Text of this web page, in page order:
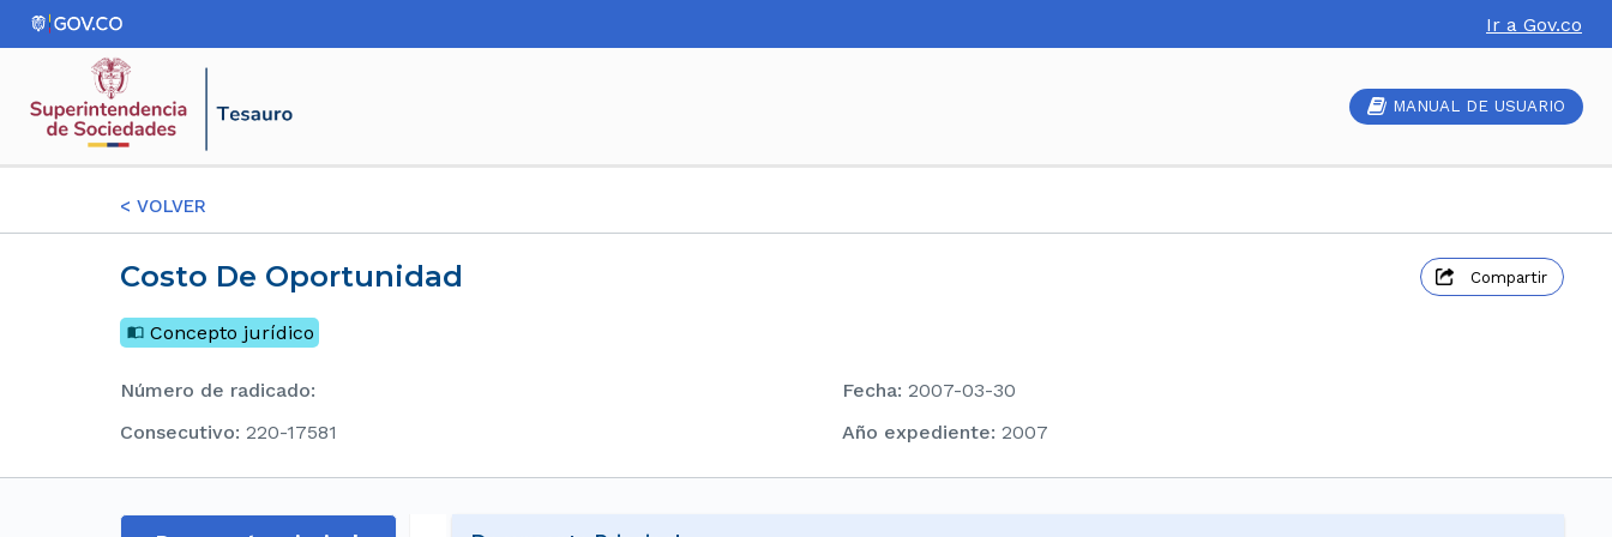
Ir a Gov.co
MANUAL DE USUARIO
< VOLVER
Costo De Oportunidad Compartir
Concepto jurídico
Número de radicado: Fecha: 2007-03-30
consecutivo: 220-17581 Año expediente: 2007